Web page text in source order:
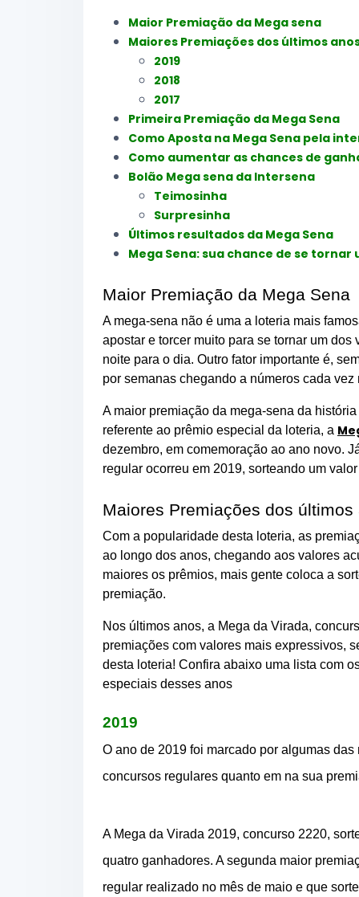
Maior Premiação da Mega sena
Maiores Premiações dos últimos
2019
2018
2017
Primeira Premiação da Mega Sena
Como Aposta na Mega Sena pela
Como aumentar as chances de
Bolão Mega sena da Intersena
Teimosinha
Surpresinha
Últimos resultados da Mega Sena
Mega Sena: sua chance de se tornar
Maior Premiação da Mega Sena
A mega-sena não é uma a loteria mais
apostar e torcer muito para se tornar um
noite para o dia. Outro fator importante é,
por semanas chegando a números cada vez
A maior premiação da mega-sena da
referente ao prêmio especial da loteria, a
dezembro, em comemoração ao ano novo.
regular ocorreu em 2019, sorteando um
Maiores Premiações dos últimos
Com a popularidade desta loteria, as
ao longo dos anos, chegando aos valores
maiores os prêmios, mais gente coloca a
premiação.
Nos últimos anos, a Mega da Virada,
premiações com valores mais expressivos,
desta loteria! Confira abaixo uma lista com
especiais desses anos
2019
O ano de 2019 foi marcado por algumas
concursos regulares quanto em na sua
A Mega da Virada 2019, concurso 2220,
quatro ganhadores. A segunda maior
regular realizado no mês de maio e que